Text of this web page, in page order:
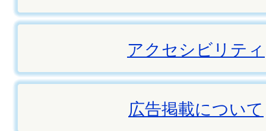
アクセシビリティ
広告掲載について